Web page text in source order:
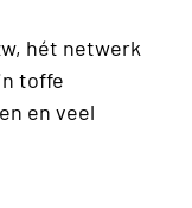
hét netwerk
toffe
en veel